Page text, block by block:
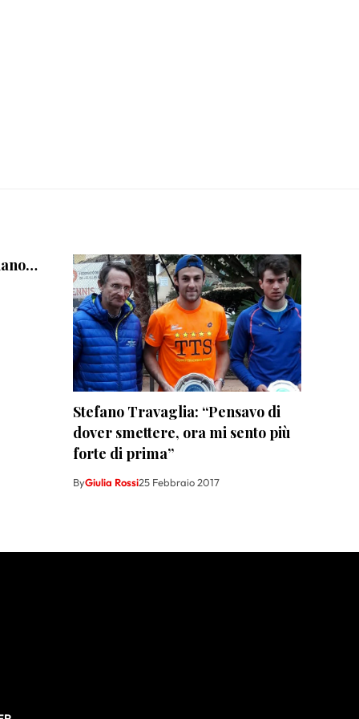
Stefano Travaglia: “Pensavo di
dover smettere, ora mi sento più
forte di prima”
ByGiulia Rossi25 Febbraio 2017